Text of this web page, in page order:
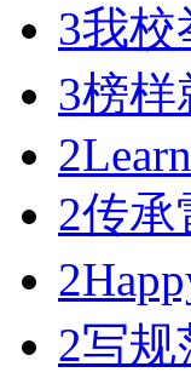
3我校
3榜样
2
2传承
2
2写规